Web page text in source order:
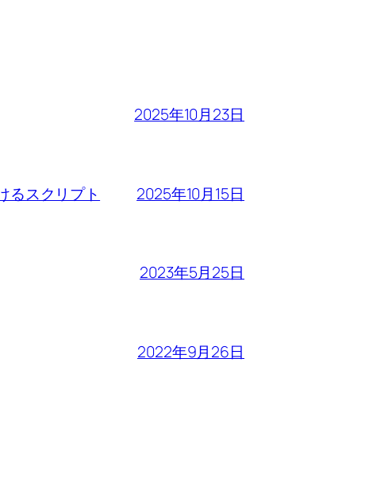
2025年10月23日
るスクリプト 2025年10月15日
2023年5月25日
2022年9月26日